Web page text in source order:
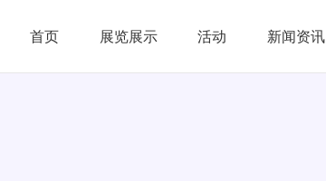
首页 展览展示 活动 新闻资讯